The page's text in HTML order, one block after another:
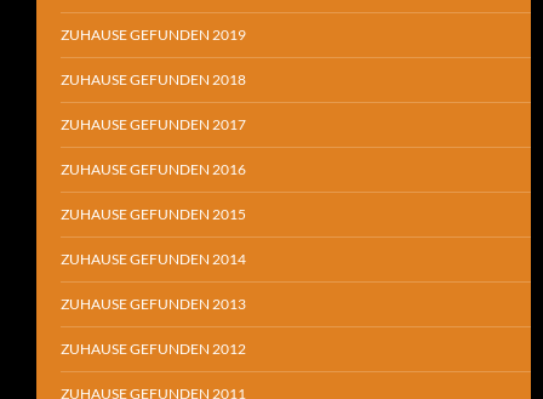
ZUHAUSE GEFUNDEN 2019
ZUHAUSE GEFUNDEN 2018
ZUHAUSE GEFUNDEN 2017
ZUHAUSE GEFUNDEN 2016
ZUHAUSE GEFUNDEN 2015
ZUHAUSE GEFUNDEN 2014
ZUHAUSE GEFUNDEN 2013
ZUHAUSE GEFUNDEN 2012
ZUHAUSE GEFUNDEN 2011